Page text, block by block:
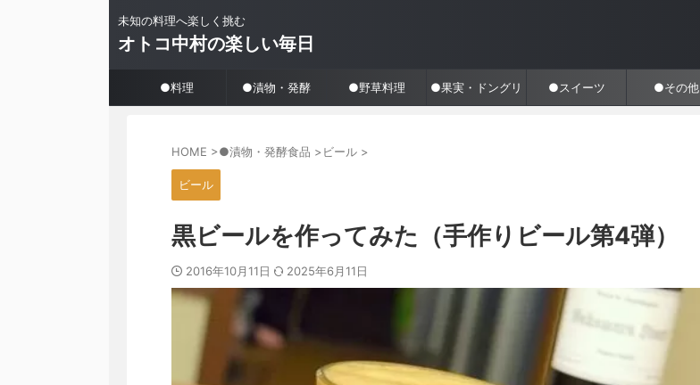
未知の料理へ楽しく挑む
オトコ中村の楽しい毎日
●料理 ●漬物・発酵 ●野草料理 ●果実・ドングリ ●スイーツ ●その他
HOME >●漬物・発酵食品 >ビール >
ビール
黒ビールを作ってみた（手作りビール第4弾）
2016年10月11日 2025年6月11日